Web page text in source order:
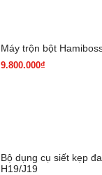
Máy trộn bột
9.800.000₫
Bộ dụng cụ siết kẹp
H19/J19